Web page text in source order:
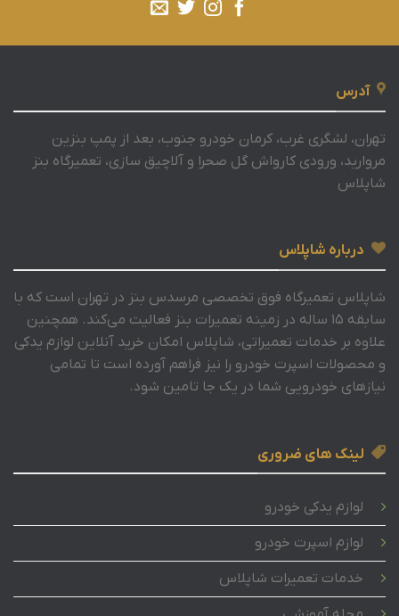
آدرس
تهران، لشگری غرب، کرمان خودرو جنوب، بعد از پمپ بنزین
مروارید، ورودی کارواش گل صحرا و آلاچیق سازی، تعمیرگاه بنز
شاپلاس
درباره شاپلاس
شاپلاس تعمیرگاه فوق تخصصی مرسدس بنز در تهران است که با
سابقه 15 ساله در زمینه تعمیرات بنز فعالیت می‌کند. همچنین
علاوه بر خدمات تعمیراتی، شاپلاس امکان خرید آنلاین لوازم یدکی
و محصولات اسپرت خودرو را نیز فراهم آورده است تا تمامی
نیازهای خودرویی شما در یک جا تامین شود.
لینک های ضروری
لوازم یدکی خودرو
لوازم اسپرت خودرو
خدمات تعمیرات شاپلاس